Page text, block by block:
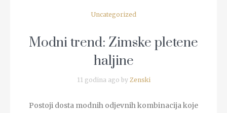
Uncategorized
Modni trend: Zimske pletene
haljine
11 godina ago by Zenski
Postoji dosta modnih odjevnih kombinacija koje